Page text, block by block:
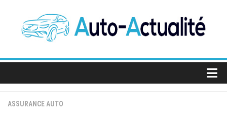
content
ASSURANCE AUTO